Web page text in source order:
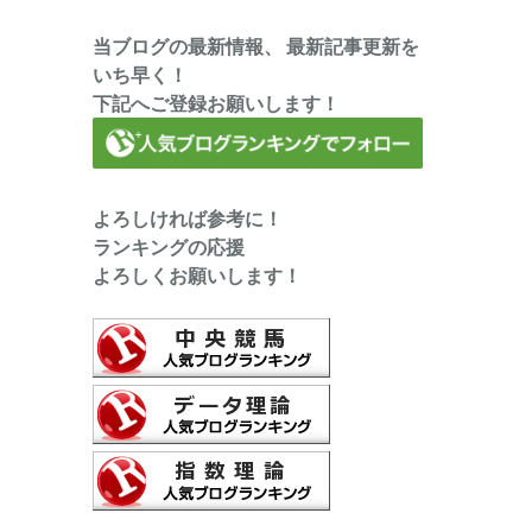
当ブログの最新情報、 最新記事更新を
いち早く！
下記へご登録お願いします！
よろしければ参考に！
ランキングの応援
よろしくお願いします！